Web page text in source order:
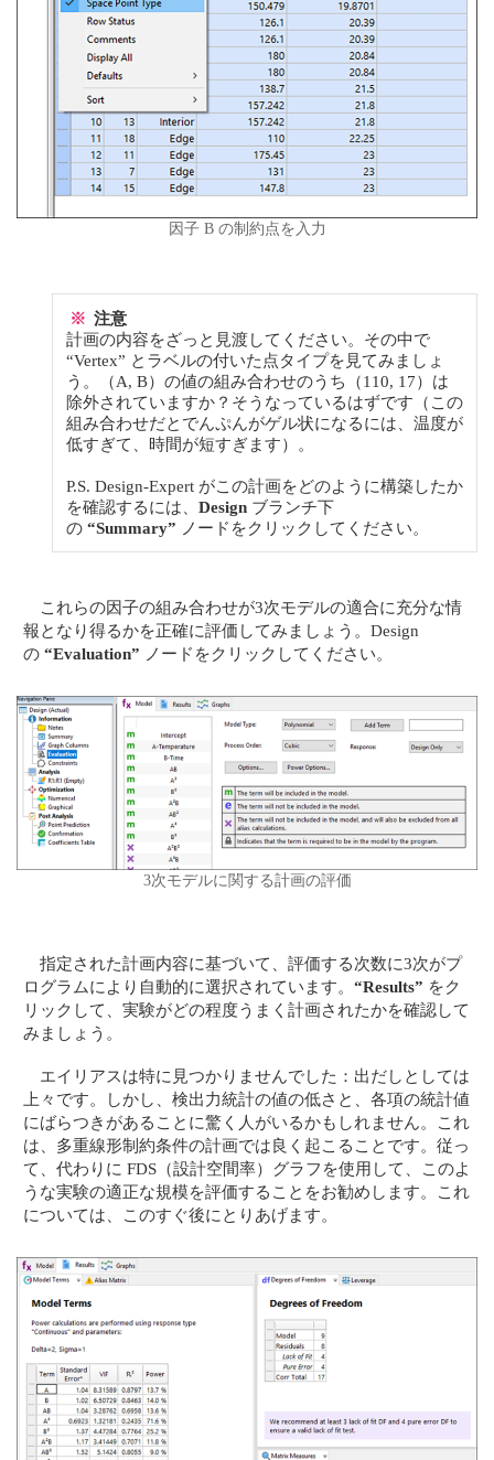
因子 B の制約点を入力
※ 注意
計画の内容をざっと見渡してください。その中で
“Vertex” とラベルの付いた点タイプを見てみましょ
う。（A, B）の値の組み合わせのうち（110, 17）は
除外されていますか？そうなっているはずです（この
組み合わせだとでんぷんがゲル状になるには、温度が
低すぎて、時間が短すぎます）。
P.S. Design-Expert がこの計画をどのように構築したか
を確認するには、 Design ブランチ下
の “Summary” ノードをクリックしてください。
これらの因子の組み合わせが3次モデルの適合に充分な情
報となり得るかを正確に評価してみましょう。Design
の“Evaluation” ノードをクリックしてください。
3次モデルに関する計画の評価
指定された計画内容に基づいて、評価する次数に3次がプ
ログラムにより自動的に選択されています。“Results” をク
リックして、実験がどの程度うまく計画されたかを確認して
みましょう。
エイリアスは特に見つかりませんでした：出だしとしては
上々です。しかし、検出力統計の値の低さと、各項の統計値
にばらつきがあることに驚く人がいるかもしれません。これ
は、多重線形制約条件の計画では良く起こることです。従っ
て、代わりに FDS（設計空間率）グラフを使用して、このよ
うな実験の適正な規模を評価することをお勧めします。これ
については、このすぐ後にとりあげます。